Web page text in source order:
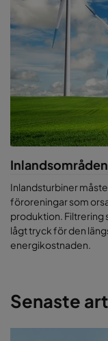
rätt beslut kan vi
verkningsgrad. Som
bättre och längre,
undvika negativa
Om ni designar ett
nuvarande
programvara för att
även lösningar för
Inlandsområden
Inlandsturbiner
föroreningar som
produktion. Filtrering
lågt tryck för den
energikostnaden.
Senaste